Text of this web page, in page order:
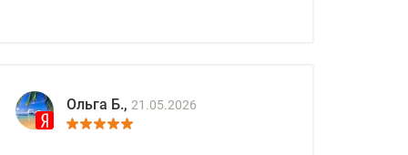
Ольга Б., 21.05.2026